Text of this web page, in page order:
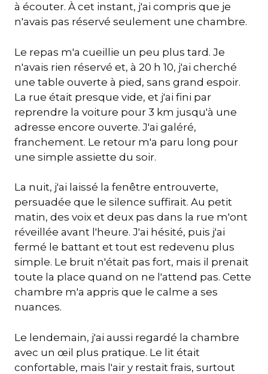
à écouter. À cet instant, j'ai compris que je
n'avais pas réservé seulement une chambre.
Le repas m'a cueillie un peu plus tard. Je
n'avais rien réservé et, à 20 h 10, j'ai cherché
une table ouverte à pied, sans grand espoir.
La rue était presque vide, et j'ai fini par
reprendre la voiture pour 3 km jusqu'à une
adresse encore ouverte. J'ai galéré,
franchement. Le retour m'a paru long pour
une simple assiette du soir.
La nuit, j'ai laissé la fenêtre entrouverte,
persuadée que le silence suffirait. Au petit
matin, des voix et deux pas dans la rue m'ont
réveillée avant l'heure. J'ai hésité, puis j'ai
fermé le battant et tout est redevenu plus
simple. Le bruit n'était pas fort, mais il prenait
toute la place quand on ne l'attend pas. Cette
chambre m'a appris que le calme a ses
nuances.
Le lendemain, j'ai aussi regardé la chambre
avec un œil plus pratique. Le lit était
confortable, mais l'air y restait frais, surtout